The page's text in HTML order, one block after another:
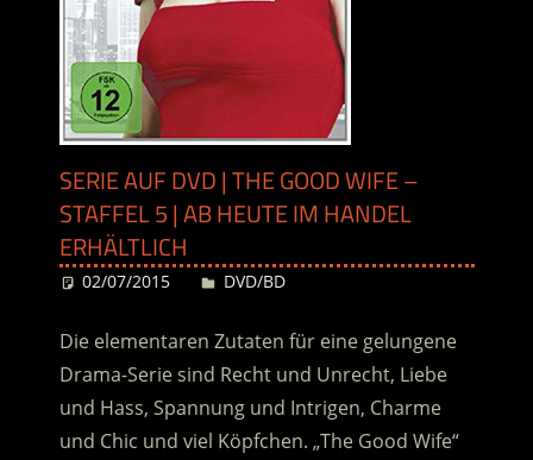
SERIE AUF DVD | THE GOOD WIFE –
STAFFEL 5 | AB HEUTE IM HANDEL
ERHÄLTLICH
02/07/2015 Desiree
DVD/BD
Die elementaren Zutaten für eine gelungene
Drama-Serie sind Recht und Unrecht, Liebe
und Hass, Spannung und Intrigen, Charme
und Chic und viel Köpfchen. „The Good Wife“